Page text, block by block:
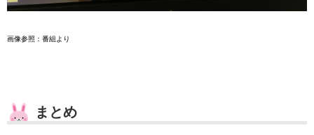
画像参照：番組より
まとめ